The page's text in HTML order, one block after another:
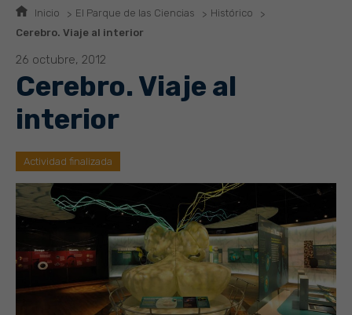
Inicio El Parque de las Ciencias
Histórico
Cerebro. Viaje al interior
26 octubre, 2012
Cerebro. Viaje al
interior
Actividad finalizada